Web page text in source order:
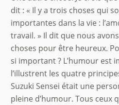
dit : « Il y a trois choses qui
importantes dans la vie :
travail. » Il dit que nous
choses pour être heureux.
si important ? L’humour est
l’illustrent les quatre
Suzuki Sensei était une
pleine d’humour. Tous ceux